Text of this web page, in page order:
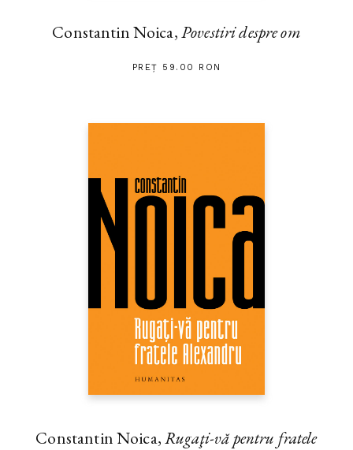
Constantin Noica,Povestiri despre om
PREȚ 59.00 RON
Constantin Noica,Rugaţi-vă pentru fratele